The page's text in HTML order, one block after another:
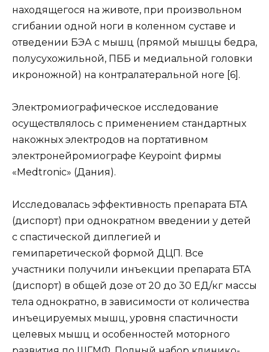
находящегося на животе, при произвольном
сгибании одной ноги в коленном суставе и
отведении БЭА с мышц (прямой мышцы бедра,
полусухожильной, ПББ и медиальной головки
икроножной) на контралатеральной ноге [6].
Электромиографическое исследование
осуществлялось с применением стандартных
накожных электродов на портативном
электронейромиографе Keypoint фирмы
«Medtronic» (Дания).
Исследовалась эффективность препарата БТА
(диспорт) при однократном введении у детей
с спастической диплегией и
гемипаретической формой ДЦП. Все
участники получили инъекции препарата БТА
(диспорт) в общей дозе от 20 до 30 ЕД/кг массы
тела однократно, в зависимости от количества
инъецируемых мышц, уровня спастичности
целевых мышц и особенностей моторного